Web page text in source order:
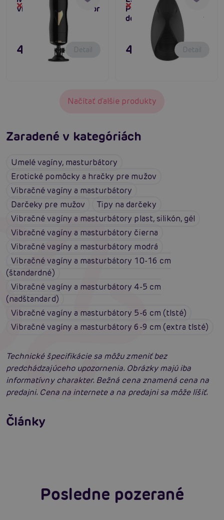
vibračný masturbátor
Dočasne vypredané
47,80 € Detail
Power Stroker,
dobíjací masturbátor
Dočasne vypredané
47,80 € Detail
Načítať ďalšie produkty
Zaradené v kategóriách
Umelé vagíny, masturbátory
Erotické pomôcky a hračky pre mužov
Vibračné vagíny a masturbátory
Darčeky pre mužov
Tipy na darčeky
Vibračné vagíny a masturbátory plast, silikón, gél
Vibračné vagíny a masturbátory čierna
Vibračné vagíny a masturbátory modrá
Vibračné vagíny a masturbátory 10-16 cm
(štandardné)
Vibračné vagíny a masturbátory 4-5 cm
(nadštandard)
Vibračné vagíny a masturbátory 5-6 cm (tlsté)
Vibračné vagíny a masturbátory 6-9 cm (extra tlsté)
Technické špecifikácie sa môžu zmeniť bez
predchádzajúceho upozornenia. Obrázky majú iba
informatívny charakter. Bežná cena znamená cena na
predajni. Cena na internete a na predajni sa môže líšiť.
Články
vedieť o masturbácii
Čítať viacej
Fleshlight Flight Commander: Zavedie ťa na
miesta, kde si ešte nikdy nebol
Posledne pozerané